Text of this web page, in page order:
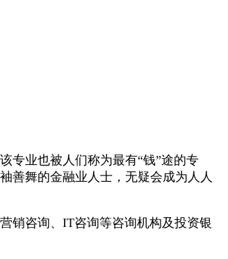
专业也被人们称为最有“钱”途的专
善舞的金融业人士，无疑会成为人人
销咨询、IT咨询等咨询机构及投资银